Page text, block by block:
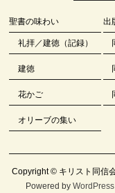
聖書の味わい
礼拝／建徳（記録）
建徳
花かご
オリーブの集い
出
Copyright © キリスト同信
Powered byWordPress